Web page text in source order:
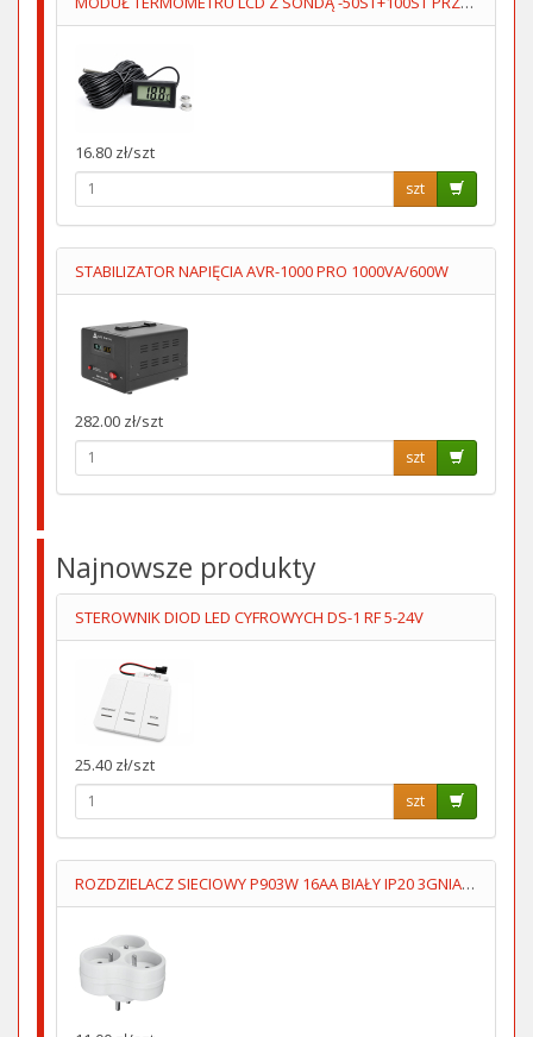
16.80 zł/szt
szt
STABILIZATOR NAPIĘCIA AVR-1000 PRO 1000VA/600W
282.00 zł/szt
szt
Najnowsze produkty
STEROWNIK DIOD LED CYFROWYCH DS-1 RF 5-24V
25.40 zł/szt
szt
ROZDZIELACZ SIECIOWY P903W 16AA BIAŁY IP20 3GNIAZDA UZIOM